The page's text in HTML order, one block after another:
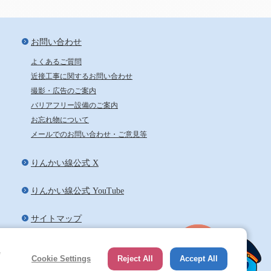
お問い合わせ
よくあるご質問
近接工事に関するお問い合わせ
撮影・広告のご案内
バリアフリー設備のご案内
お忘れ物について
メールでのお問い合わせ・ご意見等
りんかい線公式 X
りんかい線公式 YouTube
サイトマップ
Cookie Settings Reject All Accept All